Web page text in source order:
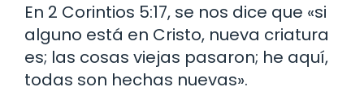
En 2 Corintios 5:17, se nos dice que «si
alguno está en Cristo, nueva criatura
es; las cosas viejas pasaron; he aquí,
todas son hechas nuevas».